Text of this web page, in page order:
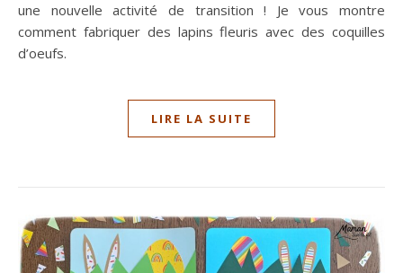
une nouvelle activité de transition ! Je vous montre
comment fabriquer des lapins fleuris avec des coquilles
d’oeufs.
LIRE LA SUITE